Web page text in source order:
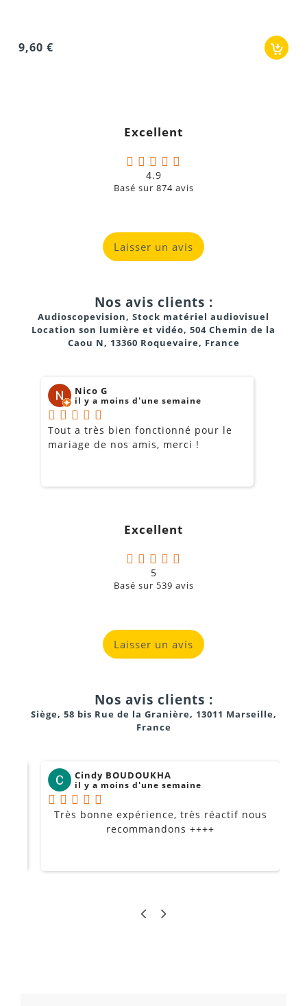
Excellent
4.9
Basé sur 874avis
Laisser un avis
Nos avis clients :
Audioscopevision, Stock matériel audiovisuel
Location son lumière et vidéo, 504 Chemin de la
Caou N, 13360 Roquevaire, France
Nico G
il y a moins d'une semaine
Tout a très bien fonctionné pour le
mariage de nos amis, merci !
Excellent
5
Basé sur 539 avis
Laisser un avis
Nos avis clients :
Siège, 58 bis Rue de la Granière, 13011 Marseille,
France
Cindy BOUDOUKHA
il y a moins d'une semaine
Très bonne expérience, très réactif nous
recommandons ++++